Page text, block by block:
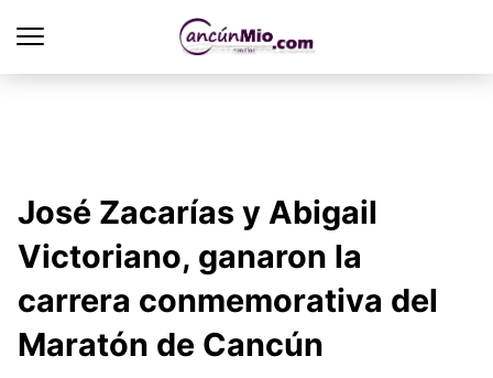
José Zacarías y Abigail
Victoriano, ganaron la
carrera conmemorativa del
Maratón de Cancún